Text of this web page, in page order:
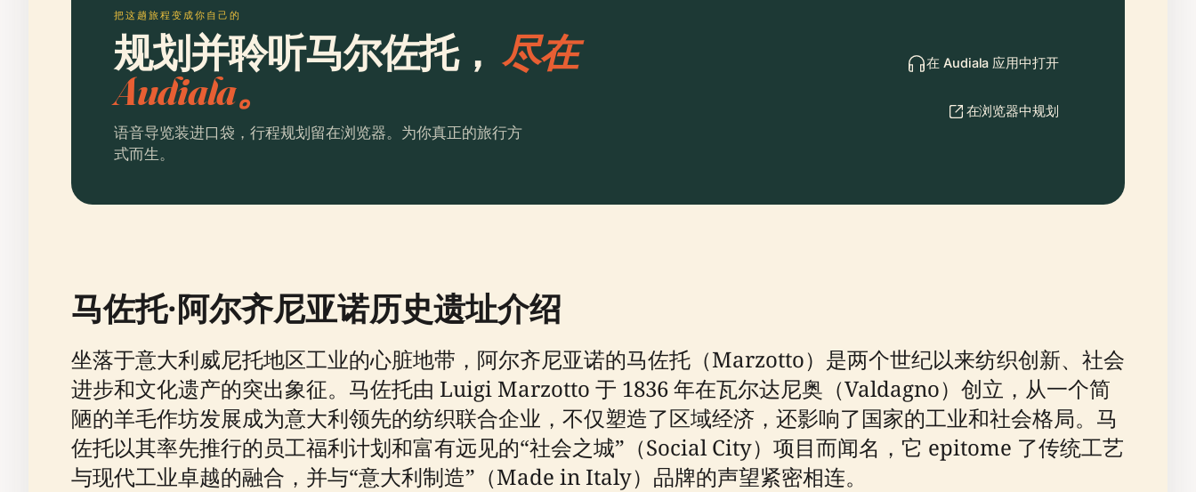
把这趟旅程变成你自己的
规划并聆听马尔佐托， 尽在
Audiala。
语音导览装进口袋，行程规划留在浏览器。为你真正的旅行方
式而生。
在 Audiala 应用中打开
在浏览器中规划
马佐托·阿尔齐尼亚诺历史遗址介绍
坐落于意大利威尼托地区工业的心脏地带，阿尔齐尼亚诺的马佐托（Marzotto）是两个世纪以来纺织创新、社会
进步和文化遗产的突出象征。马佐托由 Luigi Marzotto 于 1836 年在瓦尔达尼奥（Valdagno）创立，从一个简
陋的羊毛作坊发展成为意大利领先的纺织联合企业，不仅塑造了区域经济，还影响了国家的工业和社会格局。马
佐托以其率先推行的员工福利计划和富有远见的“社会之城”（Social City）项目而闻名，它 epitome 了传统工艺
与现代工业卓越的融合，并与“意大利制造”（Made in Italy）品牌的声望紧密相连。